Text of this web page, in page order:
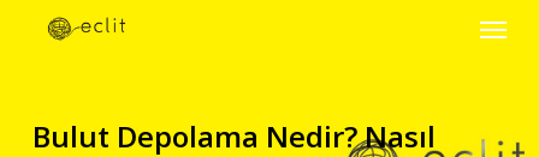
contentBulut Depolama Nedir? Nasıl